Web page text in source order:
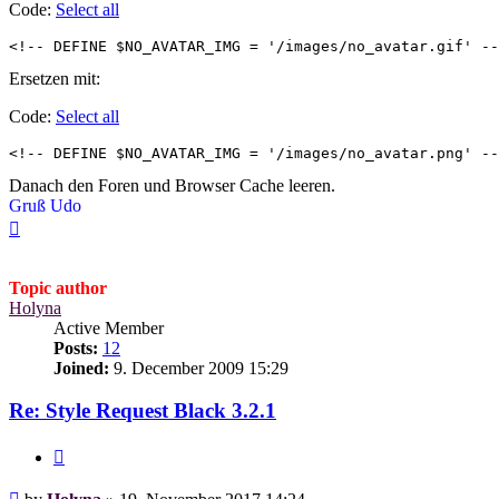
Code: Select all
<!-- DEFINE $NO_AVATAR_IMG = '/images/no_avatar.gif'
Ersetzen mit:
Code: Select all
<!-- DEFINE $NO_AVATAR_IMG = '/images/no_avatar.png'
Danach den Foren und Browser Cache leeren.
Gruß Udo
Topic author
Holyna
Active Member
Posts: 12
Joined: 9. December 2009 15:29
Re: Style Request Black 3.2.1
Post